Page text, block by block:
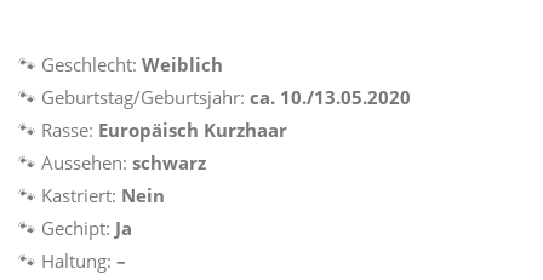
🐾 Geschlecht: Weiblich
🐾 Geburtstag/Geburtsjahr: ca. 10./13.05.2020
🐾 Rasse: Europäisch Kurzhaar
🐾 Aussehen: schwarz
🐾 Kastriert: Nein
🐾 Gechipt: Ja
🐾 Haltung: –